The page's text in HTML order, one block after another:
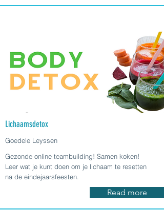
Lichaamsdetox
Goedele Leyssen
Gezonde online teambuilding! Samen koken!
Leer wat je kunt doen om je lichaam te resetten
na de eindejaarsfeesten.
Read more